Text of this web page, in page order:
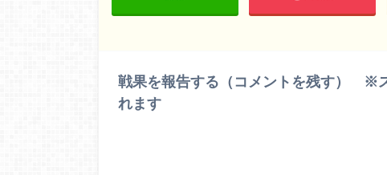
戦果を報告する（コメントを残す） ※
れます